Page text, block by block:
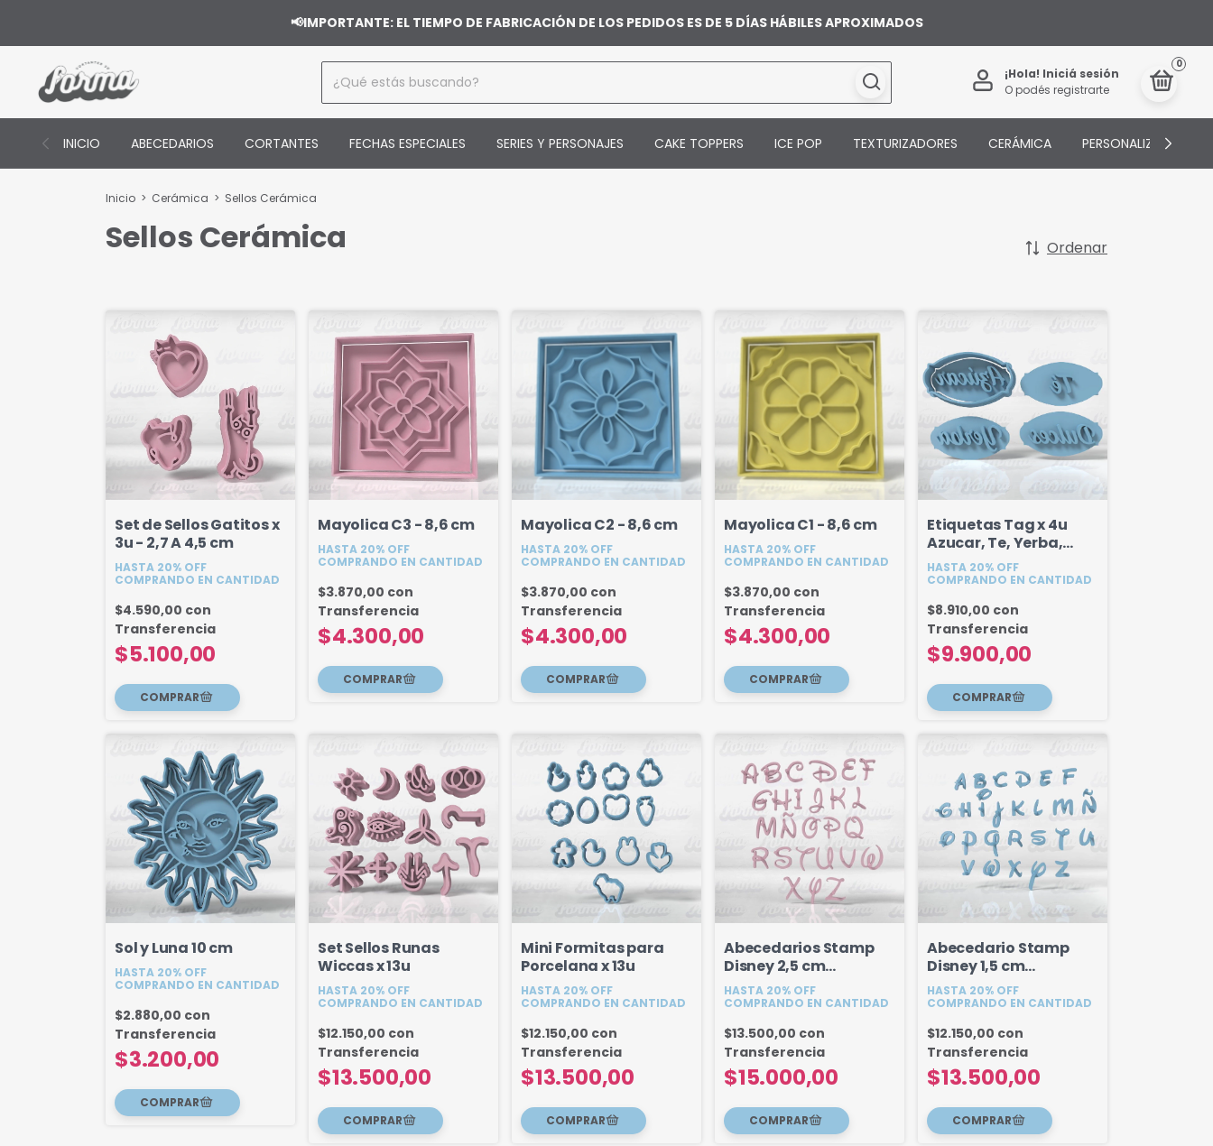
📢IMPORTANTE: EL TIEMPO DE FABRICACIÓN DE LOS PEDIDOS ES DE 5 DÍAS HÁBILES APROXIMADOS
¡Hola! Iniciá sesión
O podés registrarte
0
INICIO ABECEDARIOS CORTANTES FECHAS ESPECIALES SERIES Y PERSONAJES CAKE TOPPERS ICE POP TEXTURIZADORES CERÁMICA PERSONALIZADOS
Inicio > Cerámica > Sellos Cerámica
Sellos Cerámica Ordenar
Set de Sellos Gatitos x
3u - 2,7 A 4,5 cm
HASTA 20% OFF
COMPRANDO EN CANTIDAD
$5.100,00
$4.590,00 con
Transferencia
Mayolica C3 - 8,6 cm
HASTA 20% OFF
COMPRANDO EN CANTIDAD
$4.300,00
$3.870,00 con
Transferencia
Mayolica C2 - 8,6 cm
HASTA 20% OFF
COMPRANDO EN CANTIDAD
$4.300,00
$3.870,00 con
Transferencia
Mayolica C1 - 8,6 cm
HASTA 20% OFF
COMPRANDO EN CANTIDAD
$4.300,00
$3.870,00 con
Transferencia
Etiquetas Tag x 4u
Azucar, Te, Yerba,
Dulces 6 cm
HASTA 20% OFF
COMPRANDO EN CANTIDAD
$9.900,00
$8.910,00 con
Transferencia
Sol y Luna 10 cm
HASTA 20% OFF
COMPRANDO EN CANTIDAD
$3.200,00
$2.880,00 con
Transferencia
Set Sellos Runas
Wiccas x 13u
HASTA 20% OFF
COMPRANDO EN CANTIDAD
$13.500,00
$12.150,00 con
Transferencia
Mini Formitas para
Porcelana x 13u
HASTA 20% OFF
COMPRANDO EN CANTIDAD
$13.500,00
$12.150,00 con
Transferencia
Abecedarios Stamp
Disney 2,5 cm
Mayusculas
HASTA 20% OFF
COMPRANDO EN CANTIDAD
$15.000,00
$13.500,00 con
Transferencia
Abecedario Stamp
Disney 1,5 cm
Mayusculas
(Tipografia 2)
HASTA 20% OFF
COMPRANDO EN CANTIDAD
$13.500,00
$12.150,00 con
Transferencia